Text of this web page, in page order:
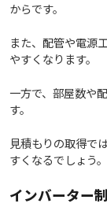
からです。
また、配管や電源
やすくなります。
一方で、部屋数や
す。
見積もりの取得で
すくなるでしょう。
インバーター